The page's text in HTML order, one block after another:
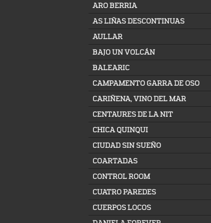
ARO BERRIA
AS LIÑAS DESCONTINUAS
AULLAR
BAJO UN VOLCÁN
BALEARIC
CAMPAMENTO GARRA DE OSO
CARIÑENA, VINO DEL MAR
CENTAURES DE LA NIT
CHICA QUINQUI
CIUDAD SIN SUEÑO
COARTADAS
CONTROL ROOM
CUATRO PAREDES
CUERPOS LOCOS